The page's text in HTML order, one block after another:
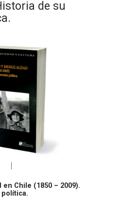
de su
Chile (1850 – 2009).